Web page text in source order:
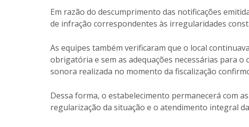
Em razão do descumprimento das notificações
de infração correspondentes às irregularidades
As equipes também verificaram que o local
obrigatória e sem as adequações necessárias para o
sonora realizada no momento da fiscalização
Dessa forma, o estabelecimento permanecerá com
regularização da situação e o atendimento integral